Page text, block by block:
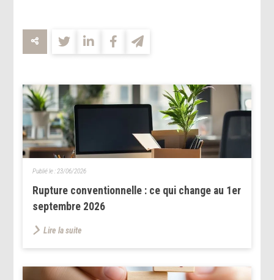
Rupture conventionnelle : ce qui change au 1er
septembre 2026
Publié le : 23/06/2026
Lire la suite